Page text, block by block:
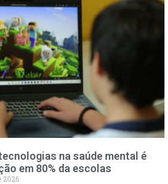
na saúde mental é
em 80% da escolas
2026